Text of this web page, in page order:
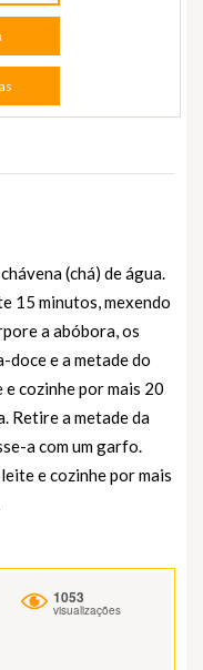
(chá) de água.
15 minutos, mexendo
a abóbora, os
doce e a metade do
e cozinhe por mais 20
Retire a metade da
a com um garfo.
e cozinhe por mais
1053
visualizações